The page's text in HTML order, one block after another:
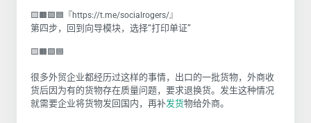
🟨🟧🟩🟦『https://t.me/socialrogers/』
第四步，回到向导模块，选择“打印单证”
🟨🟧🟩🟦
很多外贸企业都经历过这样的事情，出口的一批货物，外商收
货后因为有的货物存在质量问题，要求退换货。发生这种情况
就需要企业将货物发回国内，再补发货物给外商。